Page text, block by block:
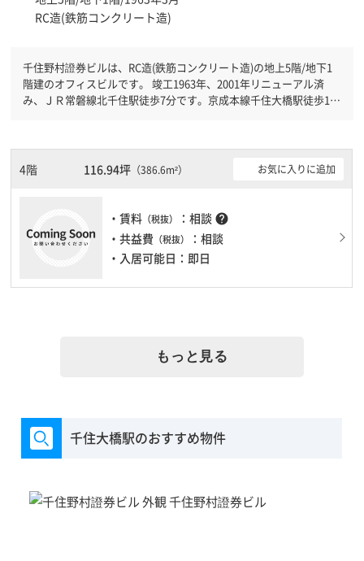
RC造(鉄筋コンクリート造)
千住野村證券ビルは、RC造(鉄筋コンクリート造)の地上5階/地下1
階建のオフィスビルです。 竣工1963年、2001年リニューアル済
み、ＪＲ常磐線北千住駅徒歩7分です。京成本線千住大橋駅徒歩12
4階 116.94坪（386.6m²） お気に入りに追加
・賃料 （税抜） ：相談 help
・共益費 （税抜）
：相談
・入居可能日：即日
もっと見る
千住大橋駅のおすすめ物件
千住野村證券ビル